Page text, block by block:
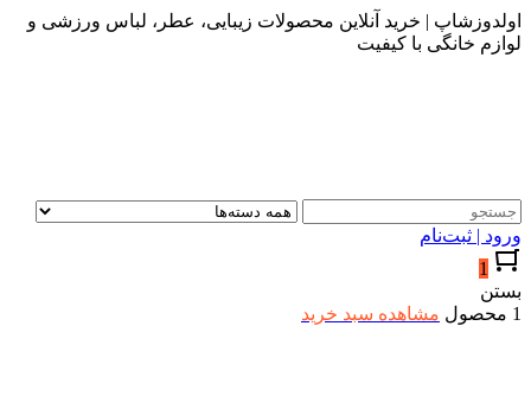
اولدوزشاپ | خرید آنلاین محصولات زیبایی، عطر، لباس ورزشی و
لوازم خانگی با کیفیت
ورود | ثبت‌نام
1
بستن
1 محصول
مشاهده سبد خرید